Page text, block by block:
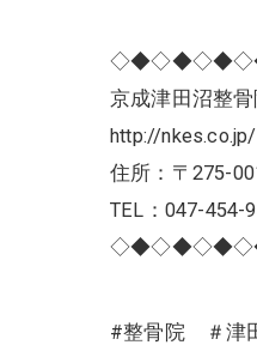
京成津田沼整
http://nkes.co.jp/
住所：〒275-
TEL：047-454-
#整骨院 ＃津